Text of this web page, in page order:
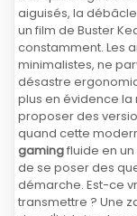
aiguisés, la
un film de Buster
constamment. Les
minimalistes, ne
désastre
plus en évidence
proposer des
quand cette
gamingfluide en
de se poser des
démarche. Est-ce
transmettre ? Une